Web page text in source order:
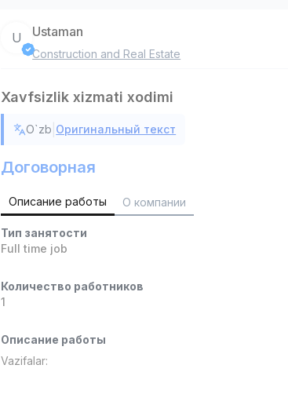
U Ustaman
Construction and Real Estate
Xavfsizlik xizmati xodimi
O`zb Оригинальный текст
Договорная
Описание работы О компании
Тип занятости
Full time job
Количество работников
1
Описание работы
Vazifalar: